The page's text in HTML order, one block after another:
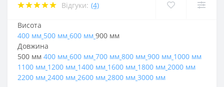
Відгуки: (4)
Висота
400 мм 500 мм 600 мм 900 мм
Довжина
500 мм 400 мм 600 мм 700 мм 800 мм 900 мм 1000 мм
1100 мм 1200 мм 1400 мм 1600 мм 1800 мм 2000 мм
2200 мм 2400 мм 2600 мм 2800 мм 3000 мм